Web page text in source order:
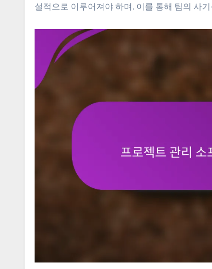
설적으로 이루어져야 하며, 이를 통해 팀의 사